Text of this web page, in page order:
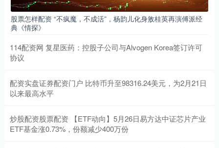
股票怎样配资 “不疯魔，不成活”，杨韵儿化身敫桂英再演傅派经
典《情探》
114配资网 复星医药：控股子公司与Alvogen Korea签订许可
协议
配资实盘证券配资门户 比特币升至98316.24美元，为2月21日
以来最高水平
炒股配资股票配资 【ETF动向】5月26日易方达中证芯片产业
ETF基金涨0.73%，份额减少400万份